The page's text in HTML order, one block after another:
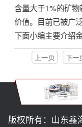
含量大于1%的矿
价值。目前已被广
下面小编主要介绍
上一页 下一
版权所有：山东鑫